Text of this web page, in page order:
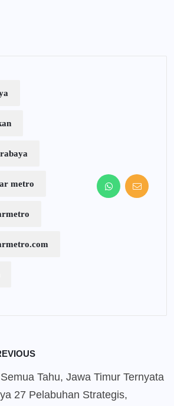
metro
Tahu, Jawa Timur Ternyata
27 Pelabuhan Strategis,